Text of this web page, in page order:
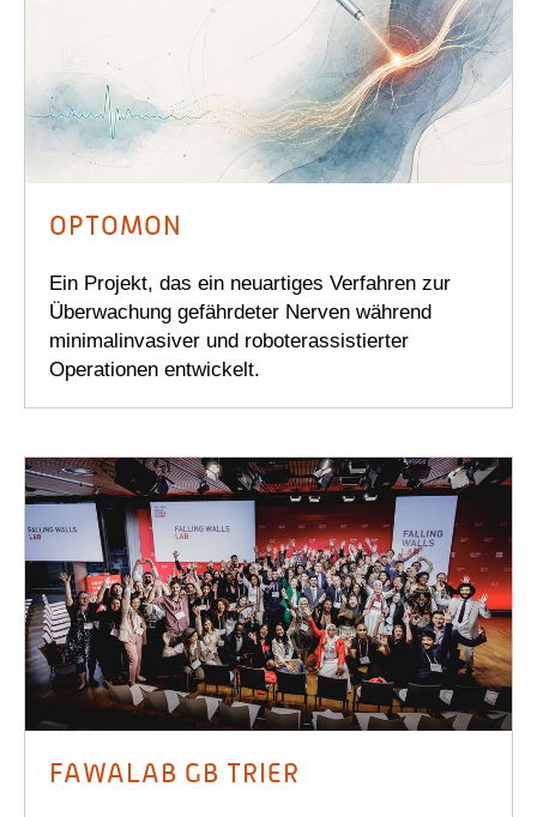
OPTOMON
Ein Projekt, das ein neuartiges Verfahren zur
Überwachung gefährdeter Nerven während
minimalinvasiver und roboterassistierter
Operationen entwickelt.
FAWALAB GB TRIER